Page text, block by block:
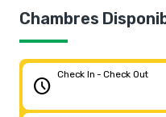
Chambres
schedule
Check In - Check Out